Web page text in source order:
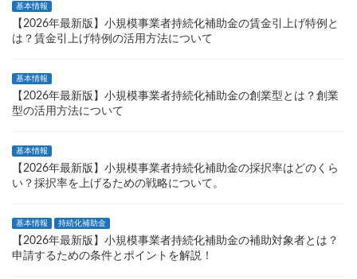
基本情報
【2026年最新版】小規模事業者持続化補助金の賃金引上げ特例と
は？賃金引上げ特例の活用方法について
基本情報
【2026年最新版】小規模事業者持続化補助金の創業型とは？創業
型の活用方法について
基本情報
【2026年最新版】小規模事業者持続化補助金の採択率はどのくら
い？採択率を上げるための戦略について。
基本情報 持続化補助金
【2026年最新版】小規模事業者持続化補助金の補助対象者とは？
申請するための条件とポイントを解説！